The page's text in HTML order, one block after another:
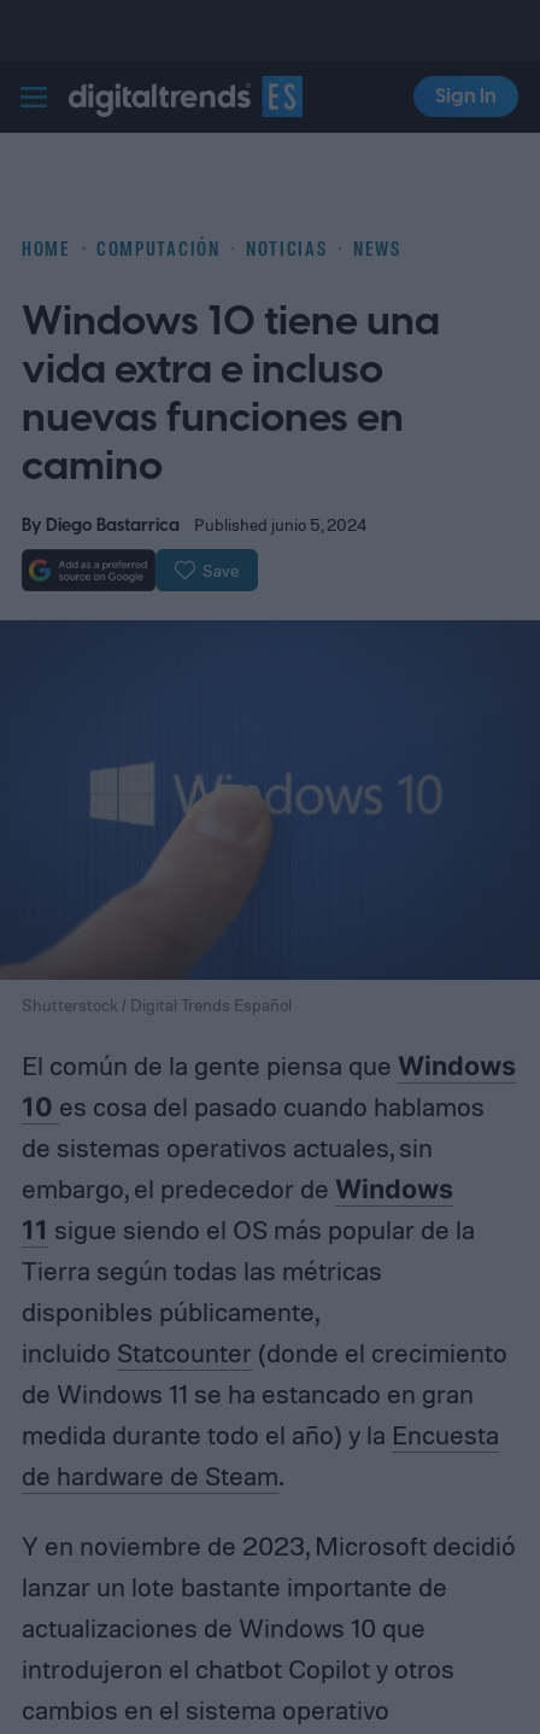
Digital Trends Español
Sign In
HOME COMPUTACIÓN NOTICIAS NEWS
Windows 10 tiene una
vida extra e incluso
nuevas funciones en
camino
By Diego Bastarrica Published junio 5, 2024
Save
Shutterstock / Digital Trends Español
El común de la gente piensa que Windows
10 es cosa del pasado cuando hablamos
de sistemas operativos actuales, sin
embargo, el predecedor de Windows
11 sigue siendo el OS más popular de la
Tierra según todas las métricas
disponibles públicamente,
incluido Statcounter (donde el crecimiento
de Windows 11 se ha estancado en gran
medida durante todo el año) y la Encuesta
de hardware de Steam.
Y en noviembre de 2023, Microsoft decidió
lanzar un lote bastante importante de
actualizaciones de Windows 10 que
introdujeron el chatbot Copilot y otros
cambios en el sistema operativo